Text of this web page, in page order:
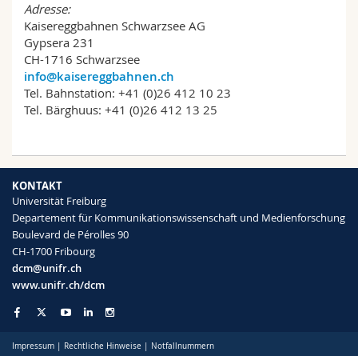
Adresse:
Kaisereggbahnen Schwarzsee AG
Gypsera 231
CH-1716 Schwarzsee
info@kaisereggbahnen.ch
Tel. Bahnstation: +41 (0)26 412 10 23
Tel. Bärghuus: +41 (0)26 412 13 25
KONTAKT
Universität Freiburg
Departement für Kommunikationswissenschaft und Medienforschung
Boulevard de Pérolles 90
CH-1700 Fribourg
dcm@unifr.ch
www.unifr.ch/dcm
Impressum | Rechtliche Hinweise | Notfallnummern